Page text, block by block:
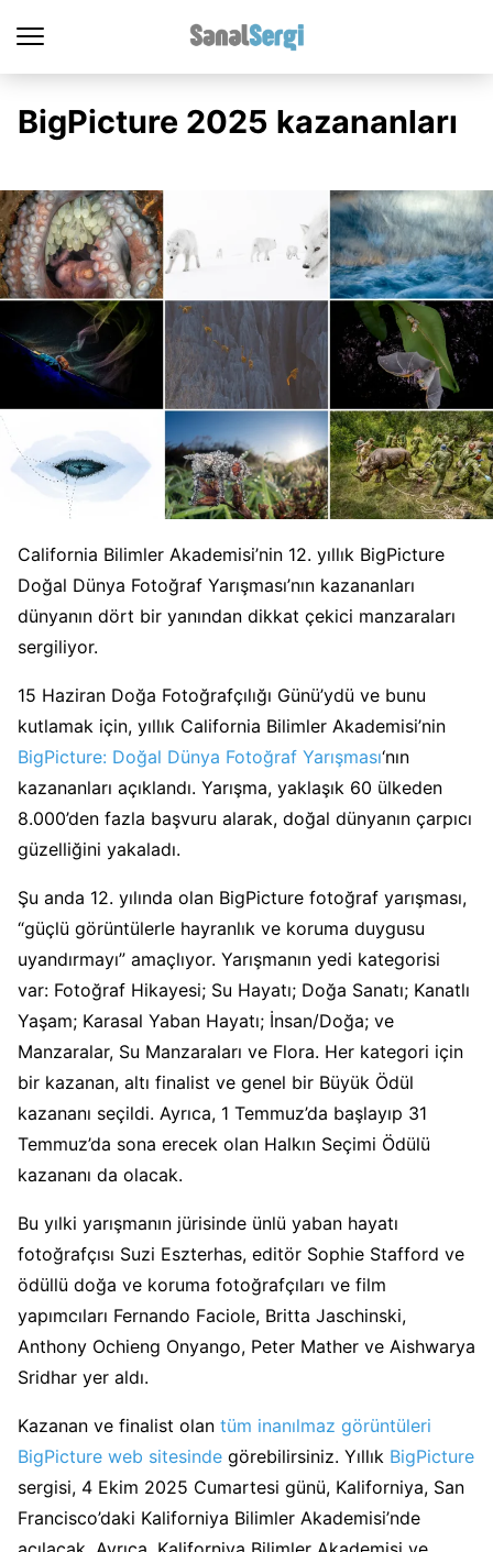
BigPicture 2025 kazananları
California Bilimler Akademisi’nin 12. yıllık BigPicture
Doğal Dünya Fotoğraf Yarışması’nın kazananları
dünyanın dört bir yanından dikkat çekici manzaraları
sergiliyor.
15 Haziran Doğa Fotoğrafçılığı Günü’ydü ve bunu
kutlamak için, yıllık California Bilimler Akademisi’nin
BigPicture: Doğal Dünya Fotoğraf Yarışması‘nın
kazananları açıklandı. Yarışma, yaklaşık 60 ülkeden
8.000’den fazla başvuru alarak, doğal dünyanın çarpıcı
güzelliğini yakaladı.
Şu anda 12. yılında olan BigPicture fotoğraf yarışması,
“güçlü görüntülerle hayranlık ve koruma duygusu
uyandırmayı” amaçlıyor. Yarışmanın yedi kategorisi
var: Fotoğraf Hikayesi; Su Hayatı; Doğa Sanatı; Kanatlı
Yaşam; Karasal Yaban Hayatı; İnsan/Doğa; ve
Manzaralar, Su Manzaraları ve Flora. Her kategori için
bir kazanan, altı finalist ve genel bir Büyük Ödül
kazananı seçildi. Ayrıca, 1 Temmuz’da başlayıp 31
Temmuz’da sona erecek olan Halkın Seçimi Ödülü
kazananı da olacak.
Bu yılki yarışmanın jürisinde ünlü yaban hayatı
fotoğrafçısı Suzi Eszterhas, editör Sophie Stafford ve
ödüllü doğa ve koruma fotoğrafçıları ve film
yapımcıları Fernando Faciole, Britta Jaschinski,
Anthony Ochieng Onyango, Peter Mather ve Aishwarya
Sridhar yer aldı.
Kazanan ve finalist olan tüm inanılmaz görüntüleri
BigPicture web sitesinde görebilirsiniz. Yıllık BigPicture
sergisi, 4 Ekim 2025 Cumartesi günü, Kaliforniya, San
Francisco’daki Kaliforniya Bilimler Akademisi’nde